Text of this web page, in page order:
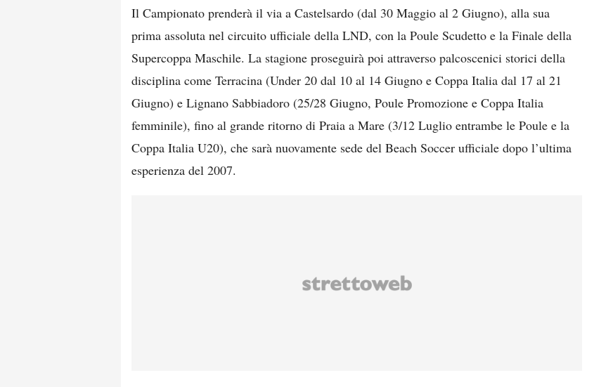
Il Campionato prenderà il via a Castelsardo (dal 30 Maggio al 2 Giugno), alla sua
prima assoluta nel circuito ufficiale della LND, con la Poule Scudetto e la Finale della
Supercoppa Maschile. La stagione proseguirà poi attraverso palcoscenici storici della
disciplina come Terracina (Under 20 dal 10 al 14 Giugno e Coppa Italia dal 17 al 21
Giugno) e Lignano Sabbiadoro (25/28 Giugno, Poule Promozione e Coppa Italia
femminile), fino al grande ritorno di Praia a Mare (3/12 Luglio entrambe le Poule e la
Coppa Italia U20), che sarà nuovamente sede del Beach Soccer ufficiale dopo l’ultima
esperienza del 2007.